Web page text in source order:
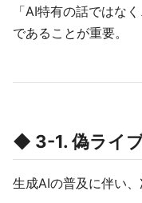
「AI特有の話ではな
であることが重要。
◆ 3-1. 偽ライ
生成AIの普及に伴い、